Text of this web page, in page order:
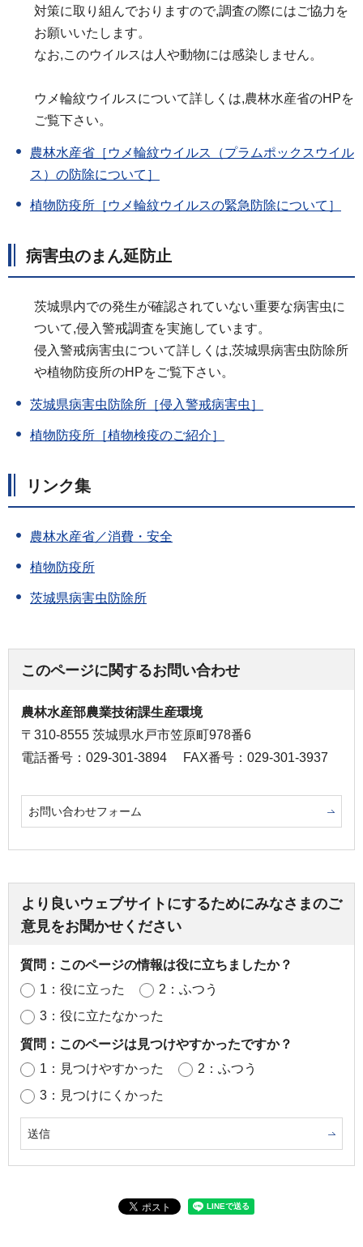
対策に取り組んでおりますので,調査の際にはご協力を
お願いいたします。
なお,このウイルスは人や動物には感染しません。
ウメ輪紋ウイルスについて詳しくは,農林水産省のHPを
ご覧下さい。
農林水産省［ウメ輪紋ウイルス（プラムポックスウイル
ス）の防除について］
植物防疫所［ウメ輪紋ウイルスの緊急防除について］
病害虫のまん延防止
茨城県内での発生が確認されていない重要な病害虫に
ついて,侵入警戒調査を実施しています。
侵入警戒病害虫について詳しくは,茨城県病害虫防除所
や植物防疫所のHPをご覧下さい。
茨城県病害虫防除所［侵入警戒病害虫］
植物防疫所［植物検疫のご紹介］
リンク集
農林水産省／消費・安全
植物防疫所
茨城県病害虫防除所
このページに関するお問い合わせ
農林水産部農業技術課生産環境
〒310-8555 茨城県水戸市笠原町978番6
電話番号：029-301-3894
FAX番号：029-301-3937
お問い合わせフォーム
より良いウェブサイトにするためにみなさまのご
意見をお聞かせください
質問：このページの情報は役に立ちましたか？
1：役に立った
2：ふつう
3：役に立たなかった
質問：このページは見つけやすかったですか？
1：見つけやすかった
2：ふつう
3：見つけにくかった